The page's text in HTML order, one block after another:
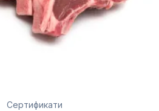
Сертификати